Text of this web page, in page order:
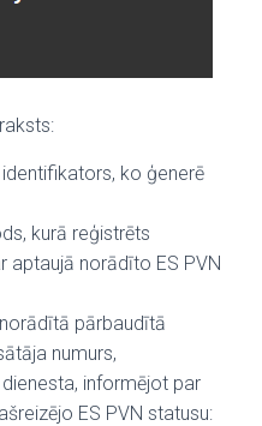
ko ģenerē
kurā reģistrēts
aptaujā norādīto ES PVN
pārbaudītā
numurs,
informējot par
ES PVN statusu: